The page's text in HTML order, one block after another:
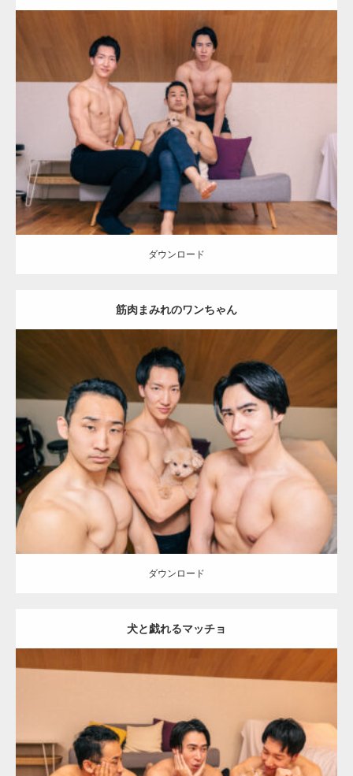
Update:2026.05.9
Category: ワンちゃん(犬)とマッチョ オレンジの人
チョ)
SOSUKE 外資系筋肉
ダウンロード
ダウンロード
筋肉まみれのワンちゃん
Update: 2026.05.9
Category: ワンちゃん(犬)とマッチョ オレンジの人 AKIHITO(細マッ
チョ) SOSUKE 外資系筋肉 大胸筋
ダウンロード
ダウンロード
犬と戯れるマッチョ
Update: 2026.05.9
Category:ワンちゃん(犬)とマッチョ オレンジの人
AKIHITO(細マッ
チョ) SOSUKE 外資系筋肉 大胸筋